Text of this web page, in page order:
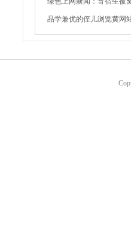
品学兼优的侄儿浏览黄网